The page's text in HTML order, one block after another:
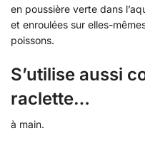
en poussière verte dans
et enroulées sur elles-
poissons.
S’utilise aussi
raclette…
à main.